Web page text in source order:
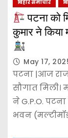
बिहार समाचार
पटना को
कुमार ने किया
May 17,
पटना |आज
सौगात मिली।
ने G.P.O.
भवन